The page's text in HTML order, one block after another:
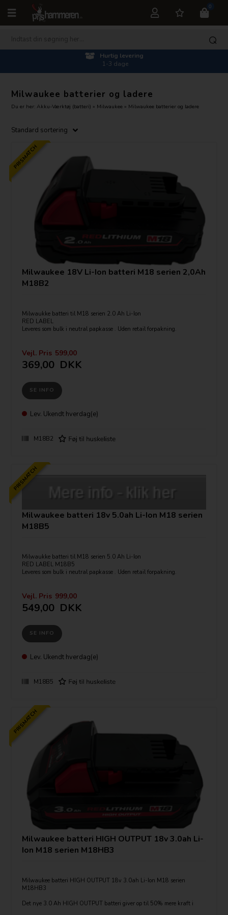
0
Hurtig levering
1-3 dage
Milwaukee batterier og ladere
Du er her:Akku-Værktøj (batteri) » Milwaukee » Milwaukee batterier og ladere
PRISMATCH
Milwaukee 18V Li-Ion batteri M18 serien 2,0Ah
M18B2
Milwaukke batteri til M18 serien 2.0 Ah Li-Ion
RED LABEL
Leveres som bulk i neutral papkasse . Uden retail forpakning.
Vejl. Pris 599,00
369,00 DKK
SE INFO
Lev. Ukendt hverdag(e)
M18B2
PRISMATCH
Milwaukee batteri 18v 5.0ah Li-Ion M18 serien
M18B5
Milwaukke batteri til M18 serien 5.0 Ah Li-Ion
RED LABEL M18B5
Leveres som bulk i neutral papkasse . Uden retail forpakning.
Vejl. Pris 999,00
549,00 DKK
SE INFO
Lev. Ukendt hverdag(e)
M18B5
PRISMATCH
Milwaukee batteri HIGH OUTPUT 18v 3.0ah Li-
Ion M18 serien M18HB3
Milwaukee batteri HIGH OUTPUT 18v 3.0ah Li-Ion M18 serien
M18HB3
Det nye 3.0 Ah HIGH OUTPUT batteri giver op til 50% mere kraft i